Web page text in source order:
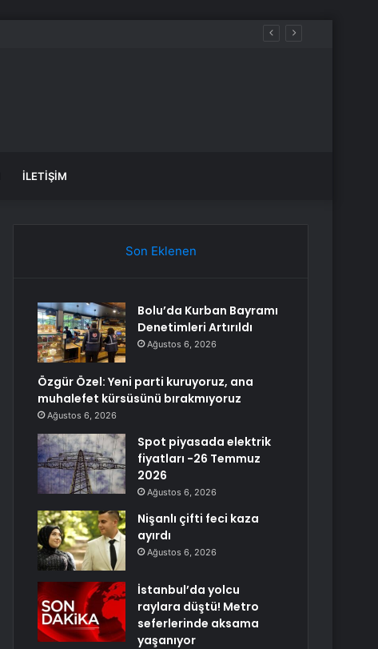
İLETIŞIM
Son Eklenen
Bolu’da Kurban Bayramı
Denetimleri Artırıldı
Ağustos 6, 2026
Özgür Özel: Yeni parti kuruyoruz, ana
muhalefet kürsüsünü bırakmıyoruz
Ağustos 6, 2026
Spot piyasada elektrik
fiyatları -26 Temmuz
2026
Ağustos 6, 2026
Nişanlı çifti feci kaza
ayırdı
Ağustos 6, 2026
İstanbul’da yolcu
raylara düştü! Metro
seferlerinde aksama
yaşanıyor